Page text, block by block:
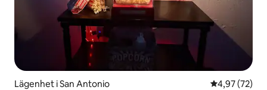
Lägenhet i San Antonio 4,97 av 5 i
4,97 (72)